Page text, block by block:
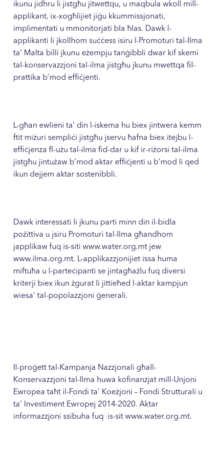
ikunu jidhru li jistgħu jitwettqu, u maqbula wkoll mill-
applikant, ix-xogħlijiet jiġu kkummissjonati,
implimentati u mmonitorjati bla ħlas. Dawk l-
applikanti li jkollhom suċċess isiru l-Promoturi tal-Ilma
ta’ Malta billi jkunu eżempju tanġibbli dwar kif skemi
tal-konservazzjoni tal-ilma jistgħu jkunu mwettqa fil-
prattika b’mod effiċjenti.
L-għan ewlieni ta’ din l-iskema hu biex jintwera kemm
ftit miżuri sempliċi jistgħu jservu ħafna biex itejbu l-
effiċjenza fl-użu tal-ilma fid-dar u kif ir-riżorsi tal-ilma
jistgħu jintużaw b’mod aktar effiċjenti u b’mod li qed
ikun dejjem aktar sostenibbli.
Dawk interessati li jkunu parti minn din il-bidla
pożittiva u jsiru Promoturi tal-Ilma għandhom
japplikaw fuq is-siti www.water.org.mtjew
www.ilma.org.mt. L-applikazzjonijiet issa huma
miftuħa u l-parteċipanti se jintagħażlu fuq diversi
kriterji biex ikun żgurat li jittieħed l-aktar kampjun
wiesa’ tal-popolazzjoni ġenerali.
Il-proġett tal-Kampanja Nazzjonali għall-
Konservazzjoni tal-Ilma huwa kofinanzjat mill-Unjoni
Ewropea taħt il-Fondi ta’ Koeżjoni – Fondi Strutturali u
ta’ Investiment Ewropej 2014-2020. Aktar
informazzjoni ssibuha fuq is-sit www.water.org.mt.